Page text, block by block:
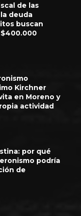
de las
deuda
buscan
Kirchner
en Moreno y
actividad
por qué
podría
de